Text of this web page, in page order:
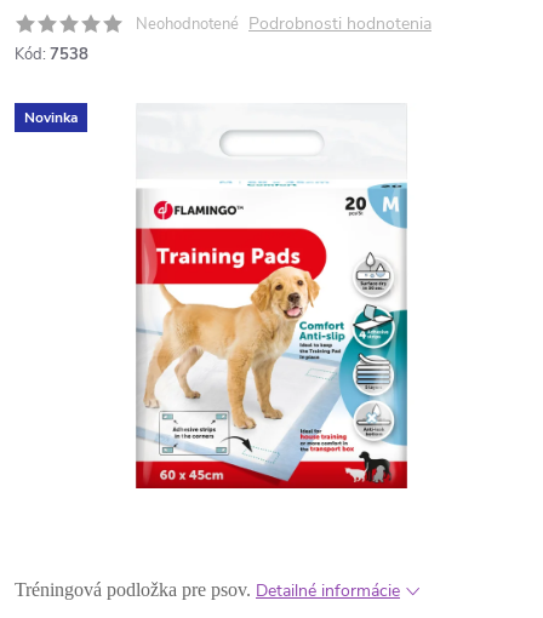
Neohodnotené Podrobnosti hodnotenia
Kód: 7538
Novinka
Tréningová podložka pre psov. Detailné informácie